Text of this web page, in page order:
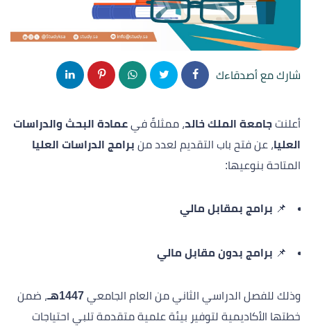
شارك مع أصدقاءك
أعلنت جامعة الملك خالد، ممثلةً في عمادة البحث والدراسات
العليا، عن فتح باب التقديم لعدد من برامج الدراسات العليا
المتاحة بنوعيها:
📌 برامج بمقابل مالي
📌 برامج بدون مقابل مالي
وذلك للفصل الدراسي الثاني من العام الجامعي 1447هـ
، ضمن
خطتها الأكاديمية لتوفير بيئة علمية متقدمة تلبي احتياجات